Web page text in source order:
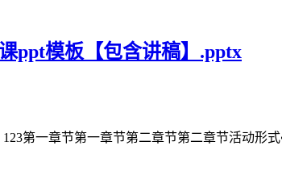
ppt模板【包含讲稿】.pptx
第一章节第一章节 第二章节第二章节 活动